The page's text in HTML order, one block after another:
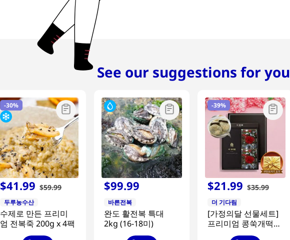
See our suggestions for you
-30%
$41.99 $59.99
두루농수산
수제로 만든 프리미
엄 전복죽 200g x 4팩
$99.99
바른전복
완도 활전복 특대
2kg (16-18미)
-39%
$21.99 $35.99
더 기다림
[가정의달 선물세트]
프리미엄 콩쑥개떡
840g + 카네이션 2개